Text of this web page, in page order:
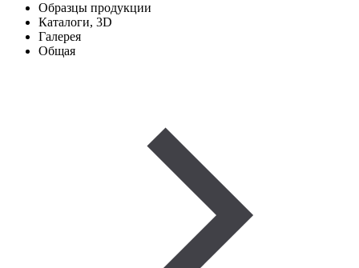
Образцы продукции
Каталоги, 3D
Галерея
Общая